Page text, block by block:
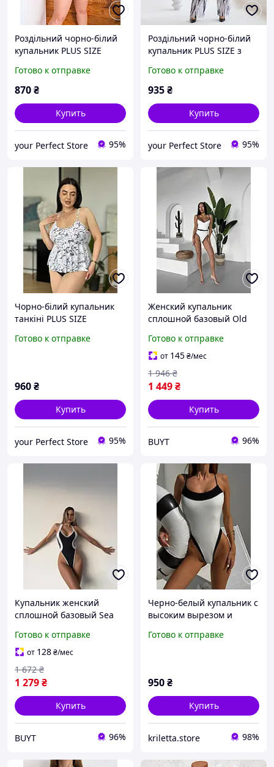
Роздільний чорно-білий
купальник PLUS SIZE
високими плавками
Готово к отправке
870₴
Купить
your Perfect Store 95%
Роздільний чорно-білий
купальник PLUS SIZE з
Готово к отправке
935₴
Купить
your Perfect Store 95%
Чорно-білий купальник
танкіні PLUS SIZE
Готово к отправке
960₴
Купить
your Perfect Store 95%
Женский купальник
сплошной базовый Old
Купальник жіночий
суцільний базовий Old
money чорно білий
Готово к отправке
от 145₴/мес
1 449₴
1 946 ₴
Купить
BUYT 96%
Купальник женский
сплошной базовый Sea
Купальник жіночий
суцільний базовий Sea
біло чорний
Готово к отправке
от 128₴/мес
1 279₴
1 672 ₴
Купить
BUYT 96%
Черно-белый купальник с
высоким вырезом и
SW3718
Готово к отправке
950₴
Купить
kriletta.store 98%